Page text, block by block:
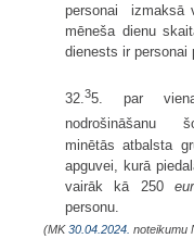
personai izmaksā
mēneša dienu
dienests ir
32.35. par
minētās atbalsta
apguvei, kurā
vairāk kā 250
personu.
(MK30.04.2024. noteikumu